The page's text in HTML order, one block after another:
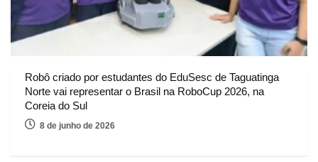
Robô criado por estudantes do EduSesc de Taguatinga
Norte vai representar o Brasil na RoboCup 2026, na
Coreia do Sul
8 de junho de 2026